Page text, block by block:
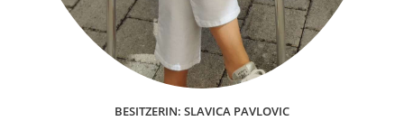
BESITZERIN: SLAVICA PAVLOVIC